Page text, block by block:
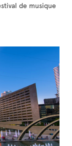
de musique